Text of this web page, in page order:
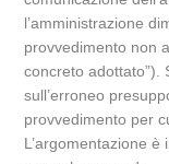
l’amministrazione
provvedimento non
concreto adottato”).
sull’erroneo
provvedimento per
L’argomentazione